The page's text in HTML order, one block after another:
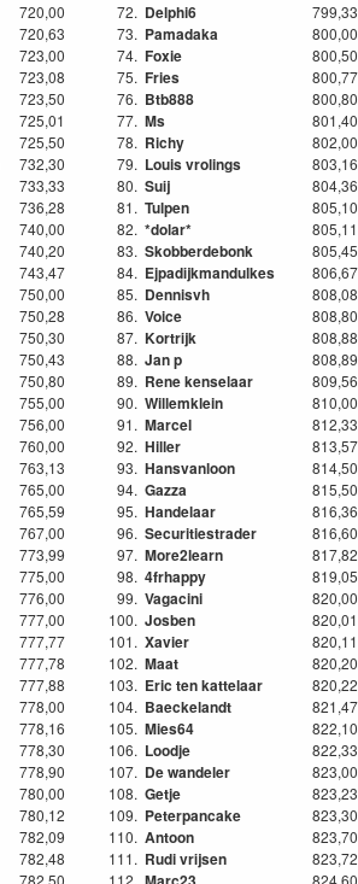
720,00
720,63
723,00
723,08
723,50
725,01
725,50
732,30
733,33
736,28
740,00
740,20
743,47
750,00
750,28
750,30
750,43
750,80
755,00
756,00
760,00
763,13
765,00
765,59
767,00
773,99
775,00
776,00
777,00
777,77
777,78
777,88
778,00
778,16
778,30
778,90
780,00
780,12
782,09
782,48
782,50
72. Delphi6
799,33
73. Pamadaka
800,00
74. Foxie
800,50
75. Fries
800,77
76. Btb888
800,80
77. Ms
801,40
78. Richy
802,00
79. Louis vrolings
803,16
80. Suij
804,36
81. Tulpen
805,10
82. *dolar*
805,11
83. Skobberdebonk
805,45
84. Ejpadijkmandulkes
806,67
85. Dennisvh
808,08
86. Voice
808,80
87. Kortrijk
808,88
88. Jan p
808,89
89. Rene kenselaar
809,56
90. Willemklein
810,00
91. Marcel
812,33
92. Hiller
813,57
93. Hansvanloon
814,50
94. Gazza
815,50
95. Handelaar
816,36
96. Securitiestrader
816,60
97. More2learn
817,82
98. 4frhappy
819,05
99. Vagacini
820,00
100. Josben
820,01
101. Xavier
820,11
102. Maat
820,20
103. Eric ten kattelaar
820,22
104. Baeckelandt
821,47
105. Mies64
822,10
106. Loodje
822,33
107. De wandeler
823,00
108. Getje
823,23
109. Peterpancake
823,30
110. Antoon
823,70
111. Rudi vrijsen
823,72
112.
824,60